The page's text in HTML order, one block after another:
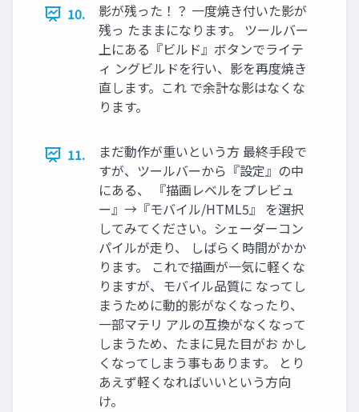
10.
影が残った！？ 一度焼き付いた影が
残っ たままになります。 ツールバー
上にある『ビルド』ボタンでライテ
ィ ングビルドを行い、影を再度焼き
直します。これ で余計な影はなくな
ります。
11.
まだ動作が重いという方 最終手段で
すが、ツールバーから『設定』の中
にある、 『描画レベルをプレビュ
ー』→『モバイル/HTML5』 を選択
してみてください。シェーダーコン
パイルが走り、 しばらく時間がかか
ります。 これで描画が一気に軽くな
りますが、モバイル品質に なってし
まうために動的影がなくなったり、
一部マテリ アルの互換がなくなって
しまうため、たまに見た目がお かし
くなってしまう事もあります。 とり
あえず軽くなればいいという方向
け。